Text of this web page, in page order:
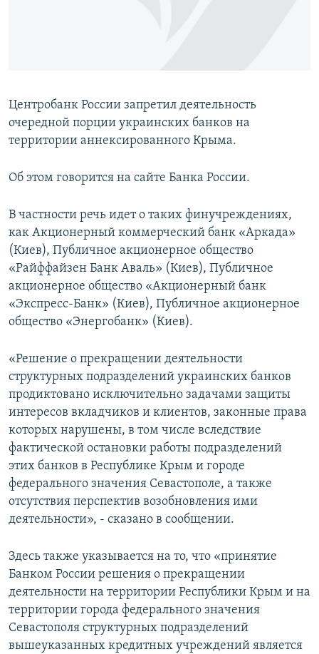
Все сайты RFE/RL
Центробанк России запретил деятельность
очередной порции украинских банков на
территории аннексированного Крыма.
Об этом говорится на сайте Банка России.
В частности речь идет о таких финучреждениях,
как Акционерный коммерческий банк «Аркада»
(Киев), Публичное акционерное общество
«Райффайзен Банк Аваль» (Киев), Публичное
акционерное общество «Акционерный банк
«Экспресс-Банк» (Киев), Публичное акционерное
общество «Энергобанк» (Киев).
«Решение о прекращении деятельности
структурных подразделений украинских банков
продиктовано исключительно задачами защиты
интересов вкладчиков и клиентов, законные права
которых нарушены, в том числе вследствие
фактической остановки работы подразделений
этих банков в Республике Крым и городе
федерального значения Севастополе, а также
отсутствия перспектив возобновления ими
деятельности», - сказано в сообщении.
Здесь также указывается на то, что «принятие
Банком России решения о прекращении
деятельности на территории Республики Крым и на
территории города федерального значения
Севастополя структурных подразделений
вышеуказанных кредитных учреждений является